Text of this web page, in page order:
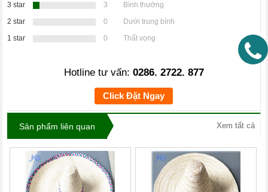
3 star
3
Bình thường
2 star
0
Dưới trung bình
1 star
0 Thất vọng
Hotline tư vấn: 0286. 2722. 877
Click Đặt Ngay
Sản phẩm liên quan Xem tất cả